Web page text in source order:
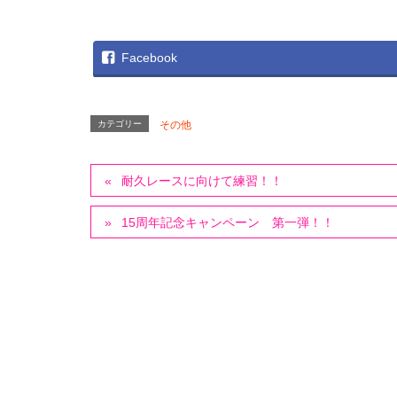
Facebook
カテゴリー その他
耐久レースに向けて練習！！
15周年記念キャンペーン 第一弾！！